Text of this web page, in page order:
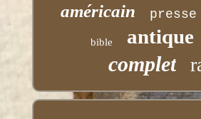
américain presse
bible antique
complet